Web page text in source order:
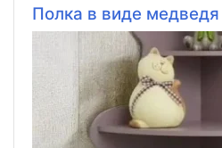
Полка в виде медведя